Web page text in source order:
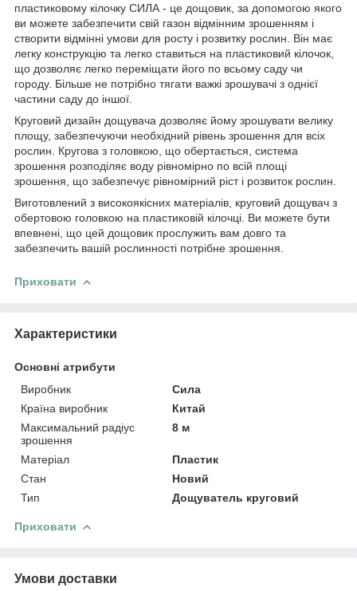
пластиковому кілочку СИЛА - це дощовик, за допомогою якого
ви можете забезпечити свій газон відмінним зрошенням і
створити відмінні умови для росту і розвитку рослин. Він має
легку конструкцію та легко ставиться на пластиковий кілочок,
що дозволяє легко переміщати його по всьому саду чи
городу. Більше не потрібно тягати важкі зрошувачі з однієї
частини саду до іншої.
Круговий дизайн дощувача дозволяє йому зрошувати велику
площу, забезпечуючи необхідний рівень зрошення для всіх
рослин. Кругова з головкою, що обертається, система
зрошення розподіляє воду рівномірно по всій площі
зрошення, що забезпечує рівномірний ріст і розвиток рослин.
Виготовлений з високоякісних матеріалів, круговий дощувач з
обертовою головкою на пластиковій кілочці. Ви можете бути
впевнені, що цей дощовик прослужить вам довго та
забезпечить вашій рослинності потрібне зрошення.
Приховати
Характеристики
Основні атрибути
Виробник
Сила
Країна виробник
Китай
Максимальний радіус
зрошення
8 м
Матеріал
Пластик
Стан
Новий
Тип
Дощуватель круговий
Приховати
Умови доставки